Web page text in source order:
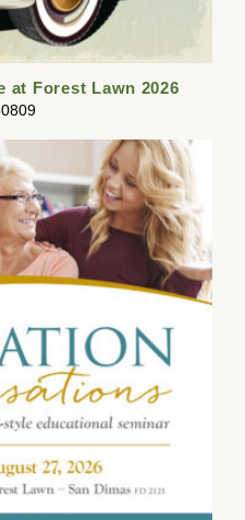
at Forest Lawn 2026